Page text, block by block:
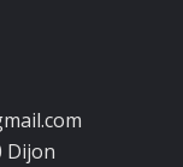
Dijon